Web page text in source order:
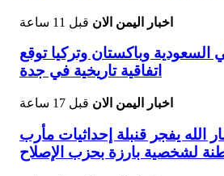
اخبار اليمن الان قبل 11 ساعة
السعودية وباكستان وتركيا توقع
اتفاقية تاريخية في جدة
اخبار اليمن الان قبل 17 ساعة
الله يفجر قنبلة إحداثيات مأرب
لشخصية بارزة بحزب الإصلاح